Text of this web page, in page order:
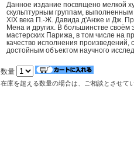
Данное издание посвящено мелкой
скульптурным группам,
XIX века П.-Ж. Давида д'Анже и Дж.
Мена и других. В большинстве
мастерских Парижа, в том числе на
качество исполнения произведений,
достойным объектом научного
数量
在庫を超える数量の場合は、ご相談とさせて